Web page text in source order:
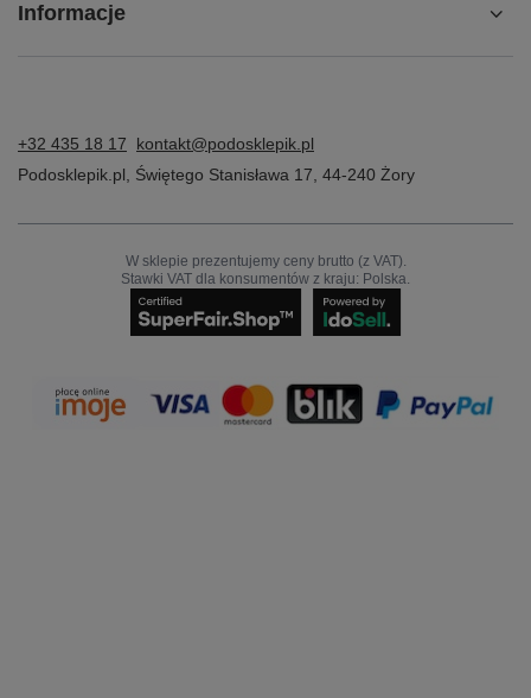
Informacje
+32 435 18 17
kontakt@podosklepik.pl
Podosklepik.pl
Świętego Stanisława 17 44-240 Żory
W sklepie prezentujemy ceny brutto (z VAT).
Stawki VAT dla konsumentów z kraju: Polska.